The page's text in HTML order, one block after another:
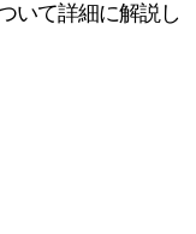
いて詳細に解説し